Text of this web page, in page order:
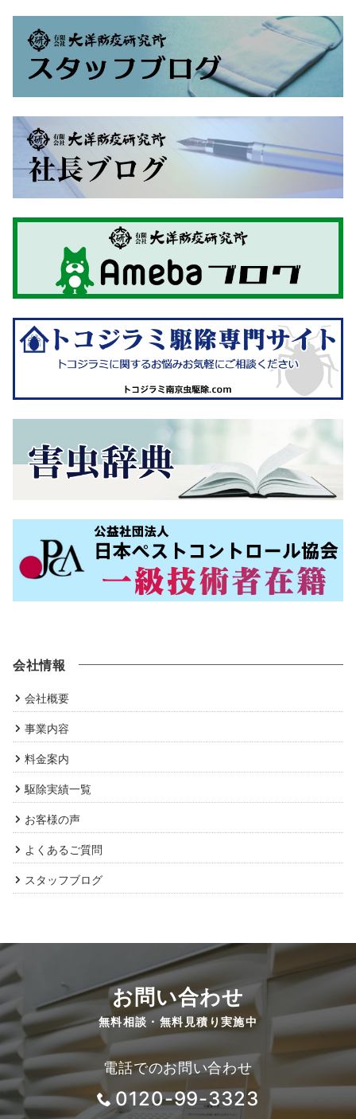
会社情報
会社概要
事業内容
料金案内
駆除実績一覧
お客様の声
よくあるご質問
スタッフブログ
お問い合わせ
無料相談・無料見積り実施中
電話でのお問い合わせ
0120-99-3323